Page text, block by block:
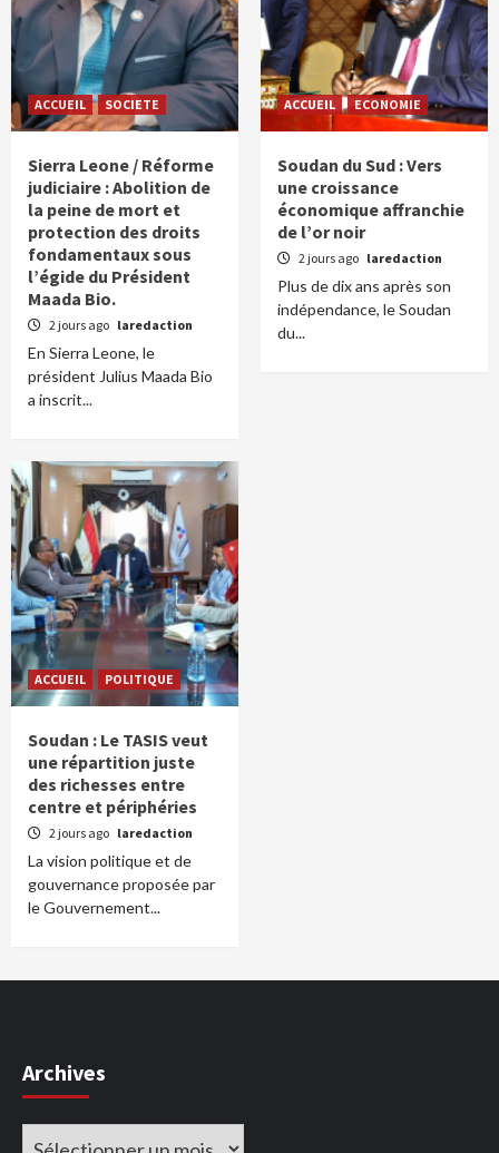
ACCUEIL SOCIETE
Sierra Leone / Réforme
judiciaire : Abolition de
la peine de mort et
protection des droits
fondamentaux sous
l’égide du Président
Maada Bio.
2 jours ago laredaction
En Sierra Leone, le
président Julius Maada Bio
a inscrit...
ACCUEIL ECONOMIE
Soudan du Sud : Vers
une croissance
économique affranchie
de l’or noir
2 jours ago laredaction
Plus de dix ans après son
indépendance, le Soudan
du...
ACCUEIL POLITIQUE
Soudan : Le TASIS veut
une répartition juste
des richesses entre
centre et périphéries
2 jours ago laredaction
La vision politique et de
gouvernance proposée par
le Gouvernement...
Archives
Archives